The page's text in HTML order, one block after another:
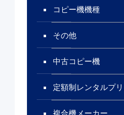
コピー機機種
その他
中古コピー機
定額制レンタルプ
複合機メーカー